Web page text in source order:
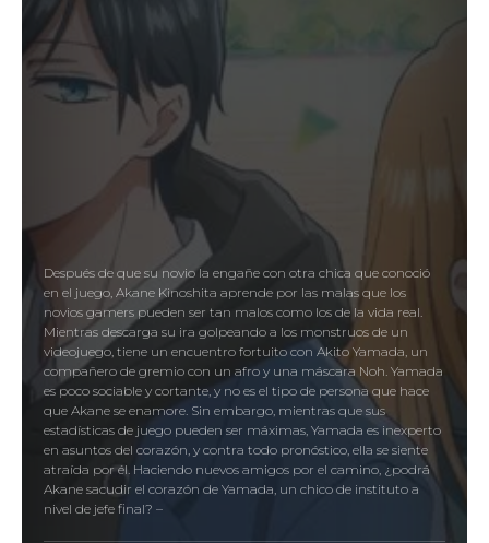
Después de que su novio la engañe con otra chica que conoció
en el juego, Akane Kinoshita aprende por las malas que los
novios gamers pueden ser tan malos como los de la vida real.
Mientras descarga su ira golpeando a los monstruos de un
videojuego, tiene un encuentro fortuito con Akito Yamada, un
compañero de gremio con un afro y una máscara Noh. Yamada
es poco sociable y cortante, y no es el tipo de persona que hace
que Akane se enamore. Sin embargo, mientras que sus
estadísticas de juego pueden ser máximas, Yamada es inexperto
en asuntos del corazón, y contra todo pronóstico, ella se siente
atraída por él. Haciendo nuevos amigos por el camino, ¿podrá
Akane sacudir el corazón de Yamada, un chico de instituto a
nivel de jefe final? –